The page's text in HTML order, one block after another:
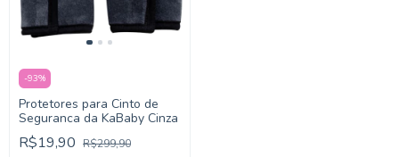
-93%
Protetores para Cinto de
Seguranca da KaBaby Cinza
R$19,90 R$299,90